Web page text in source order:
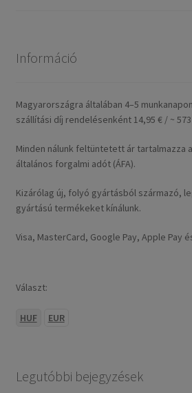
Információ
Magyarországra általában 4–5
szállítási díj rendelésenként 14,95 € / ~
Minden nálunk feltüntetett ár tartalmazza
általános forgalmi adót (ÁFA).
Kizárólag új, folyó gyártásból származó,
gyártású termékeket kínálunk.
Visa, MasterCard, Google Pay, Apple Pay
Választ:
HUF EUR
Legutóbbi bejegyzések